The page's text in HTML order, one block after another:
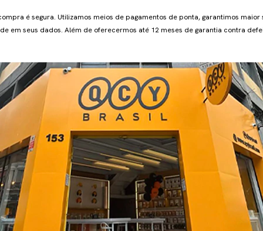
é segura. Utilizamos meios de pagamentos de ponta, garantimos maior
em seus dados. Além de oferecermos até 12 meses de garantia contra